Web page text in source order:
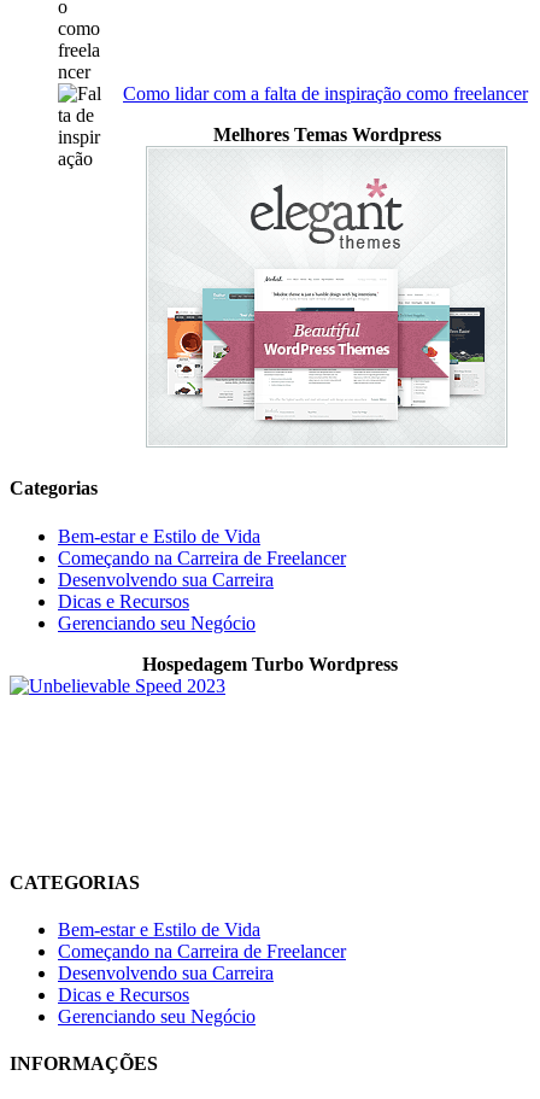
Como lidar com a falta de inspiração como freelancer
Melhores Temas Wordpress
Categorias
Bem-estar e Estilo de Vida
Começando na Carreira de Freelancer
Desenvolvendo sua Carreira
Dicas e Recursos
Gerenciando seu Negócio
Hospedagem Turbo Wordpress
CATEGORIAS
Bem-estar e Estilo de Vida
Começando na Carreira de Freelancer
Desenvolvendo sua Carreira
Dicas e Recursos
Gerenciando seu Negócio
INFORMAÇÕES